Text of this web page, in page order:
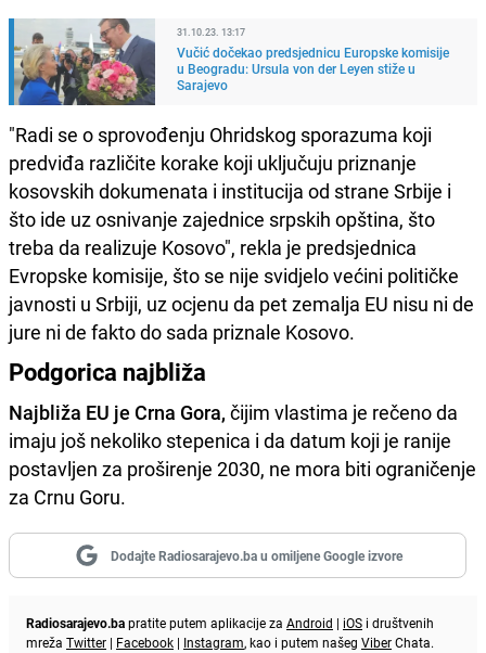
31.10.23. 13:17
Vučić dočekao predsjednicu Europske komisije
u Beogradu: Ursula von der Leyen stiže u
Sarajevo
"Radi se o sprovođenju Ohridskog sporazuma koji
predviđa različite korake koji uključuju priznanje
kosovskih dokumenata i institucija od strane Srbije i
što ide uz osnivanje zajednice srpskih opština, što
treba da realizuje Kosovo", rekla je predsjednica
Evropske komisije, što se nije svidjelo većini političke
javnosti u Srbiji, uz ocjenu da pet zemalja EU nisu ni de
jure ni de fakto do sada priznale Kosovo.
Podgorica najbliža
Najbliža EU je Crna Gora, čijim vlastima je rečeno da
imaju još nekoliko stepenica i da datum koji je ranije
postavljen za proširenje 2030, ne mora biti ograničenje
za Crnu Goru.
Dodajte Radiosarajevo.ba u omiljene Google izvore
Radiosarajevo.bapratite putem aplikacije za Android | iOS i društvenih
mreža Twitter | Facebook | Instagram, kao i putem našeg ViberChata.